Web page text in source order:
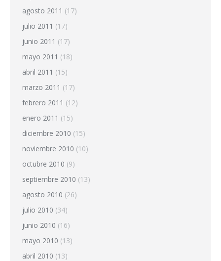
agosto 2011 (17)
julio 2011 (17)
junio 2011 (17)
mayo 2011 (18)
abril 2011 (15)
marzo 2011 (17)
febrero 2011 (12)
enero 2011 (15)
diciembre 2010 (15)
noviembre 2010 (10)
octubre 2010 (9)
septiembre 2010 (13)
agosto 2010 (26)
julio 2010 (34)
junio 2010 (16)
mayo 2010 (13)
abril 2010 (13)